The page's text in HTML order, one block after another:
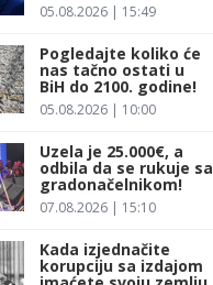
05.08.2026 | 15:49
Pogledajte koliko će
nas tačno ostati u
BiH do 2100. godine!
05.08.2026 | 10:00
Uzela je 25.000€, a
odbila da se rukuje sa
gradonačelnikom!
07.08.2026 | 15:10
Kada izjednačite
korupciju sa izdajom